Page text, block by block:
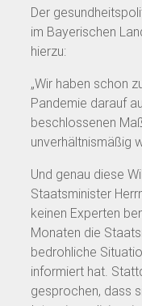
Der
im Bayerischen
hierzu:
„Wir haben schon
Pandemie darauf
beschlossenen
unverhältnismäßig
Und genau diese
Staatsminister
keinen Experten
Monaten die
bedrohliche
informiert hat.
gesprochen, dass